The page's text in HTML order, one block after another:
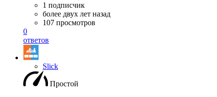
1 подписчик
более двух лет назад
107 просмотров
0
ответов
Slick
Простой